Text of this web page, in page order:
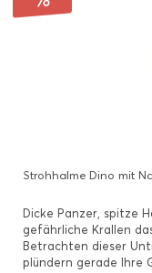
Strohhalme Dino mit
Dicke Panzer, spitze
gefährliche Krallen
Betrachten dieser
plündern gerade Ihre